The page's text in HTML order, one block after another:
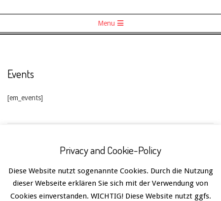
Menu
Events
[em_events]
Privacy and Cookie-Policy
Diese Website nutzt sogenannte Cookies. Durch die Nutzung
dieser Webseite erklären Sie sich mit der Verwendung von
Cookies einverstanden. WICHTIG! Diese Website nutzt ggfs.